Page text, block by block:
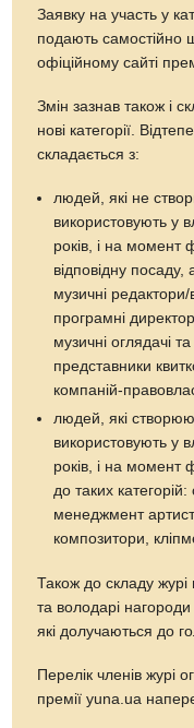
Заявку на участь у
подають самостійно
офіційному сайті
Змін зазнав також і
нові категорії.
складається з:
людей, які не
використовують у
років, і на момент
відповідну
музичні редактори/
програмні
музичні оглядачі
представники
компаній-
людей, які
використовують у
років, і на момент
до таких категорій:
менеджмент
композитори,
Також до складу журі
та володарі
які долучаються до
Перелік членів журі
премії yuna.ua